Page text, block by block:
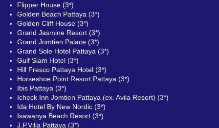
Flipper House (3*)
Golden Beach Pattaya (3*)
Golden Cliff House (3*)
Grand Jasmine Resort (3*)
Grand Jomtien Palace (3*)
Grand Sole Hotel Pattaya (3*)
Gulf Siam Hotel (3*)
Hill Fresco Pattaya Hotel (3*)
Horseshoe Point Resort Pattaya (3*)
Ibis Pattaya (3*)
Icheck Inn Jomtien Pattaya (ex. Avila Resort) (3*)
Ida Hotel By New Nordic (3*)
Isawanya Beach Resort (3*)
J.P.Villa Pattaya (3*)